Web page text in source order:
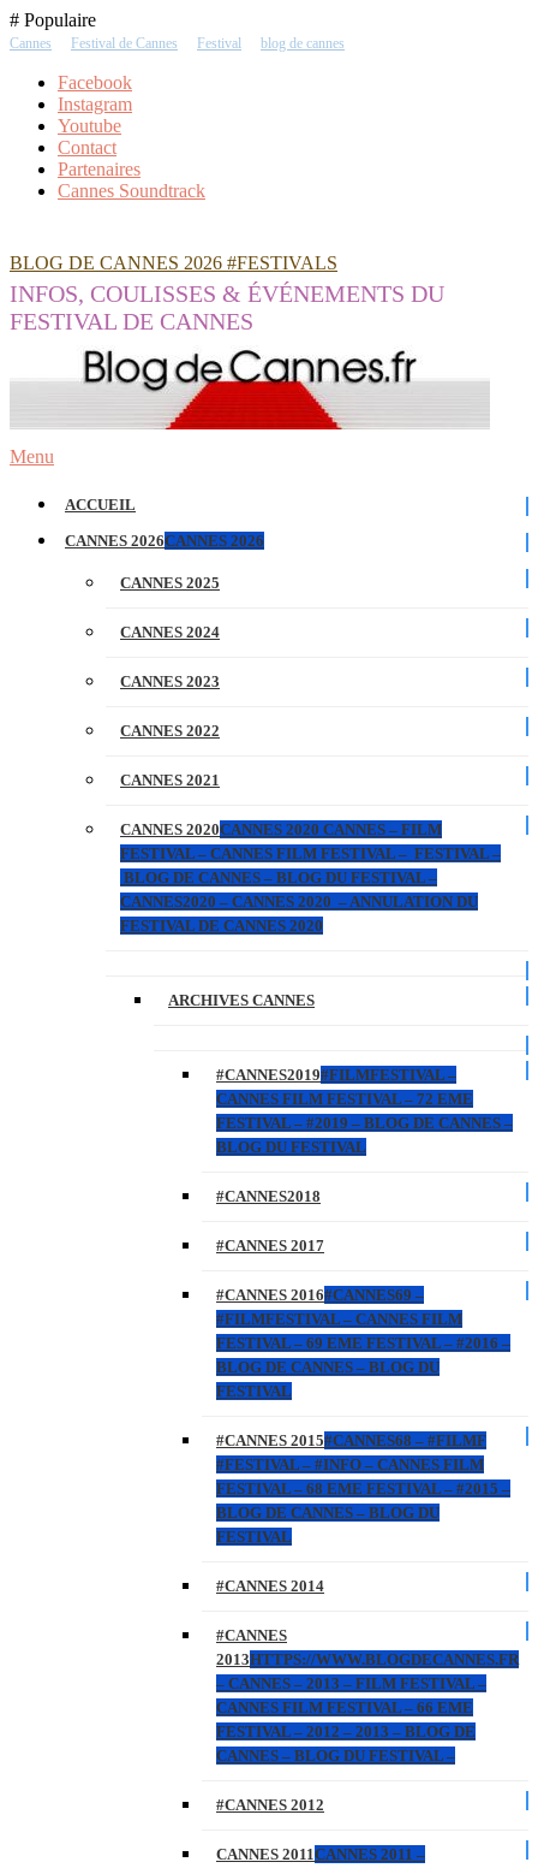
Skip
To
# Populaire
Cannes Festival de Cannes Festival blog de cannes
Facebook
Instagram
Youtube
Contact
Partenaires
Cannes Soundtrack
BLOG DE CANNES 2026 #FESTIVALS
INFOS, COULISSES & ÉVÉNEMENTS DU
FESTIVAL DE CANNES
Menu
ACCUEIL
CANNES 2026CANNES 2026
CANNES 2025
CANNES 2024
CANNES 2023
CANNES 2022
CANNES 2021
CANNES 2020CANNES 2020 CANNES – FILM
FESTIVAL – CANNES FILM FESTIVAL – FESTIVAL –
BLOG DE CANNES – BLOG DU FESTIVAL –
CANNES2020 – CANNES 2020 – ANNULATION DU
FESTIVAL DE CANNES 2020
ARCHIVES CANNES
#CANNES2019#FILMFESTIVAL –
CANNES FILM FESTIVAL – 72 EME
FESTIVAL – #2019 – BLOG DE CANNES –
BLOG DU FESTIVAL
#CANNES2018
#CANNES 2017
#CANNES 2016#CANNES69 –
#FILMFESTIVAL – CANNES FILM
FESTIVAL – 69 EME FESTIVAL – #2016 –
BLOG DE CANNES – BLOG DU
FESTIVAL
#CANNES 2015#CANNES68 – #FILMF
#FESTIVAL – #INFO – CANNES FILM
FESTIVAL – 68 EME FESTIVAL – #2015 –
BLOG DE CANNES – BLOG DU
FESTIVAL
#CANNES 2014
#CANNES
2013HTTPS://WWW.BLOGDECANNES.FR
– CANNES – 2013 – FILM FESTIVAL –
CANNES FILM FESTIVAL – 66 EME
FESTIVAL – 2012 – 2013 – BLOG DE
CANNES – BLOG DU FESTIVAL –
#CANNES 2012
CANNES 2011CANNES 2011 –